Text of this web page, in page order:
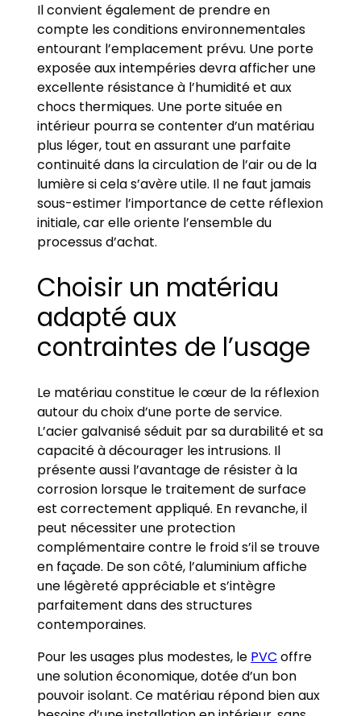
Il convient également de prendre en
compte les conditions environnementales
entourant l’emplacement prévu. Une porte
exposée aux intempéries devra afficher une
excellente résistance à l’humidité et aux
chocs thermiques. Une porte située en
intérieur pourra se contenter d’un matériau
plus léger, tout en assurant une parfaite
continuité dans la circulation de l’air ou de la
lumière si cela s’avère utile. Il ne faut jamais
sous-estimer l’importance de cette réflexion
initiale, car elle oriente l’ensemble du
processus d’achat.
Choisir un matériau
adapté aux
contraintes de l’usage
Le matériau constitue le cœur de la réflexion
autour du choix d’une porte de service.
L’acier galvanisé séduit par sa durabilité et sa
capacité à décourager les intrusions. Il
présente aussi l’avantage de résister à la
corrosion lorsque le traitement de surface
est correctement appliqué. En revanche, il
peut nécessiter une protection
complémentaire contre le froid s’il se trouve
en façade. De son côté, l’aluminium affiche
une légèreté appréciable et s’intègre
parfaitement dans des structures
contemporaines.
Pour les usages plus modestes, le PVC offre
une solution économique, dotée d’un bon
pouvoir isolant. Ce matériau répond bien aux